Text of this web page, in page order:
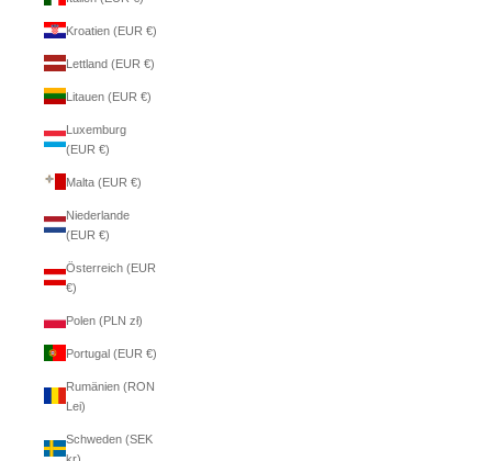
Kroatien (EUR €)
Lettland (EUR €)
Litauen (EUR €)
Luxemburg
(EUR €)
Malta (EUR €)
Niederlande
(EUR €)
Österreich (EUR
€)
Polen (PLN zł)
Portugal (EUR €)
Rumänien (RON
Lei)
Schweden (SEK